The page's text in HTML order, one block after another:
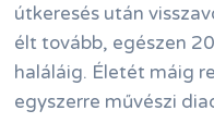
útkeresés után
élt tovább, egészen
haláláig. Életét máig
egyszerre művészi